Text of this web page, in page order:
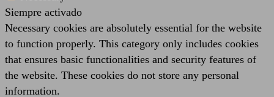
Siempre activado
Necessary cookies are absolutely essential for the website
to function properly. This category only includes cookies
that ensures basic functionalities and security features of
the website. These cookies do not store any personal
information.